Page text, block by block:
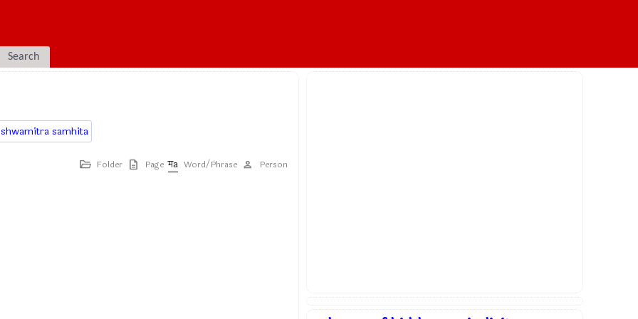
Search
samhita
Folder Page Word/Phrase Person